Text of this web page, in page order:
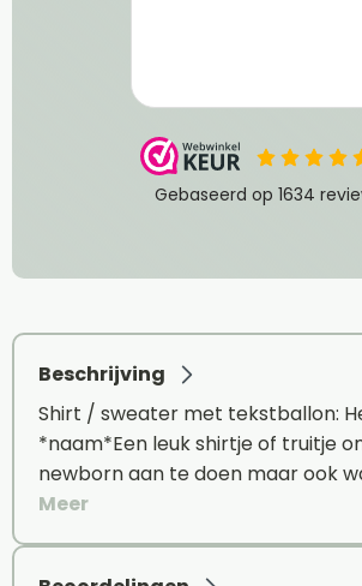
Beschrijving
Shirt / sweater met tekstballon:
*naam*Een leuk shirtje of truitje
newborn aan te doen maar ook
Meer